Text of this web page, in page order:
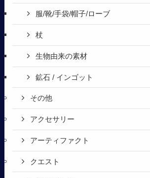
服/靴/手袋/帽子/ローブ
杖
生物由来の素材
鉱石 / インゴット
その他
アクセサリー
アーティファクト
クエスト